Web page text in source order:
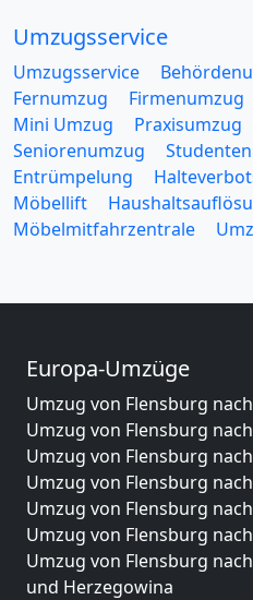
Umzugsservice
Umzugsservice
Fernumzug
Firmenumzug
Mini Umzug
Praxisumzug
Seniorenumzug
Entrümpelung
Möbellift
Möbelmitfahrzentrale
Europa-Umzüge
Umzug von Flensburg
Umzug von Flensburg
Umzug von Flensburg
Umzug von Flensburg
Umzug von Flensburg
Umzug von Flensburg
Umzug von Flensburg
und Herzegowina